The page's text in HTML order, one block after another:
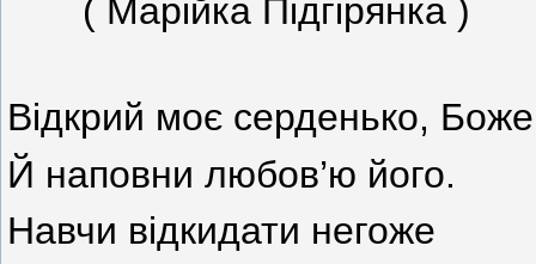
( Марійка Підгірянка )
Відкрий моє серденько,
Й наповни любов’ю його.
Навчи відкидати негоже